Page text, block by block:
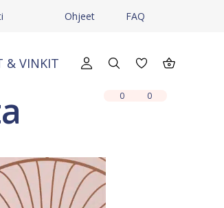
Ohjeet FAQ
& VINKIT
0 0